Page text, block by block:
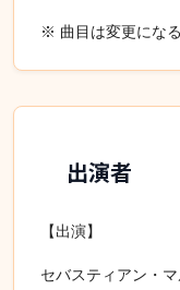
※ 曲目は変更にな
出演者
【出演】
セバスティアン・マ